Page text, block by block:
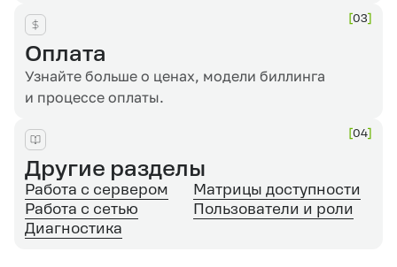
03
Оплата
Узнайте больше о ценах, модели биллинга
и процессе оплаты.
04
Другие разделы
Работа с сервером
Работа с сетью
Диагностика
Матрицы доступности
Пользователи и роли